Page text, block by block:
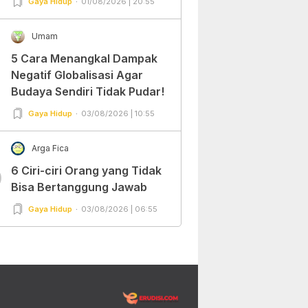
Umam
5 Cara Menangkal Dampak
Negatif Globalisasi Agar
Budaya Sendiri Tidak Pudar!
Gaya Hidup 03/08/2026 | 10:55
Arga Fica
6 Ciri-ciri Orang yang Tidak
Bisa Bertanggung Jawab
Gaya Hidup 03/08/2026 | 06:55